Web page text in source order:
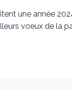
une année
voeux de la